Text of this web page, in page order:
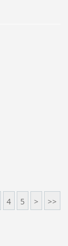
4 5 > >>